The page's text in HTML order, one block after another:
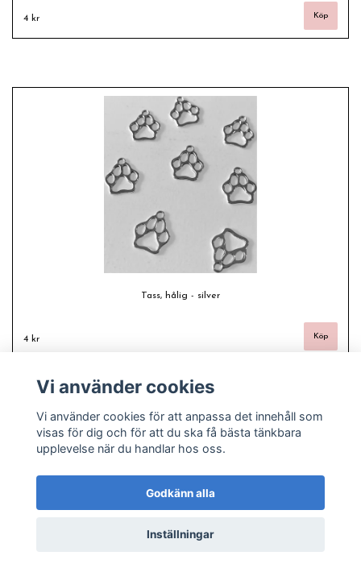
4 kr
Tass, hålig - silver
4 kr
© Copyright 2026 Freas fashion - Plussize, pyssel och pärlor
Vi använder cookies
Vi använder cookies för att anpassa det innehåll som
visas för dig och för att du ska få bästa tänkbara
upplevelse när du handlar hos oss.
Godkänn alla
Inställningar